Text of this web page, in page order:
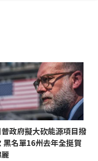
政府擬大砍能源項目撥
黑名單16州去年全挺賀